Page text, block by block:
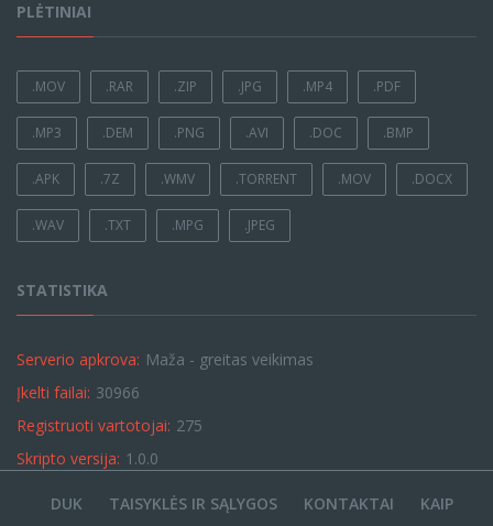
PLĖTINIAI
.MOV .RAR .ZIP .JPG .MP4 .PDF
.MP3 .DEM .PNG .AVI .DOC .BMP
.APK .7Z .WMV .TORRENT .MOV .DOCX
.WAV .TXT .MPG .JPEG
STATISTIKA
Serverio apkrova: Maža - greitas veikimas
Įkelti failai: 30966
Registruoti vartotojai: 275
Skripto versija: 1.0.0
DUK TAISYKLĖS IR SĄLYGOS KONTAKTAI KAIP